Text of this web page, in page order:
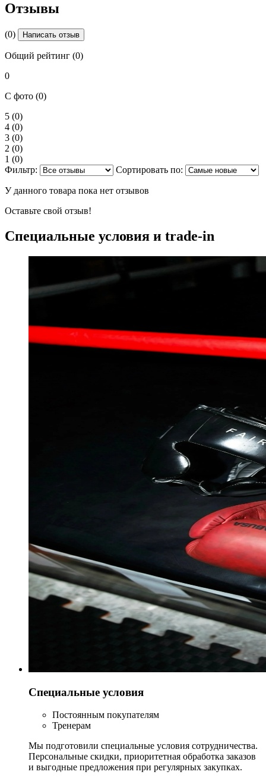
Отзывы
(0) Написать отзыв
Общий рейтинг (0)
0
С фото (0)
5 (0)
4 (0)
3 (0)
2 (0)
1 (0)
Фильтр:
Сортировать по:
У данного товара пока нет отзывов
Оставьте свой отзыв!
Специальные условия и trade-in
Специальные условия
Постоянным покупателям
Тренерам
Мы подготовили специальные условия сотрудничества.
Персональные скидки, приоритетная обработка заказов
и выгодные предложения при регулярных закупках.